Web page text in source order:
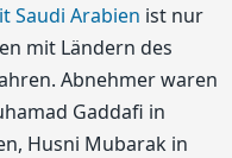
Saudi Arabien ist nur
mit Ländern des
Abnehmer waren
Gaddafi in
Husni Mubarak in